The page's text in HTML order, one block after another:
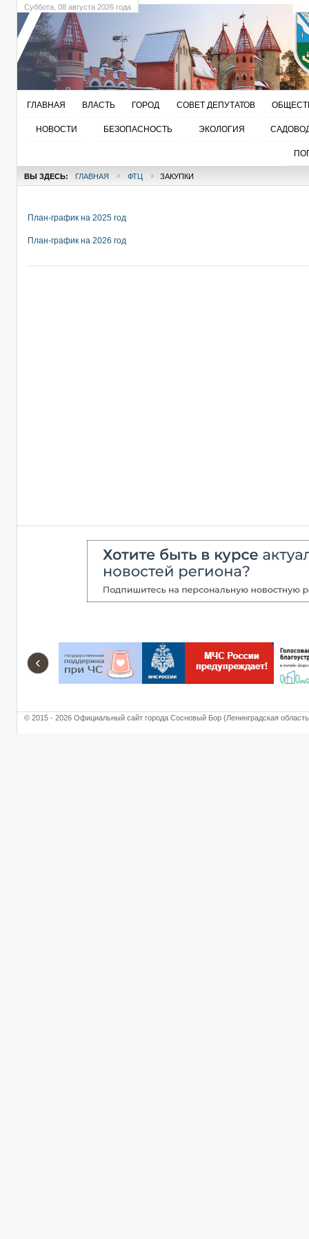
Суббота, 08 августа 2026 года
ГЛАВНАЯ ВЛАСТЬ ГОРОД СОВЕТ ДЕПУТАТОВ
НОВОСТИ БЕЗОПАСНОСТЬ ЭКОЛОГИЯ
ВЫ ЗДЕСЬ: ГЛАВНАЯ ФТЦ ЗАКУПКИ
План-график на 2025 год
План-график на 2026 год
‹
© 2015 - 2026 Официальный сайт города Сосновый Бор (Ленинградская